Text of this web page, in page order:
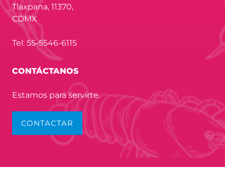
Tlaxpana, 11370,
CDMX
Tel: 55-5546-6115
CONTÁCTANOS
Estamos para servirte.
CONTACTAR